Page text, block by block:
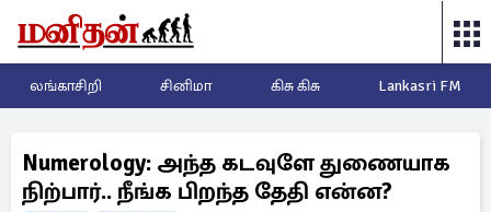
லங்காசிறி சினிமா கிசு கிசு Lankasri FM
Numerology: அந்த கடவுளே துணையாக
நிற்பார்.. நீங்க பிறந்த தேதி என்ன?